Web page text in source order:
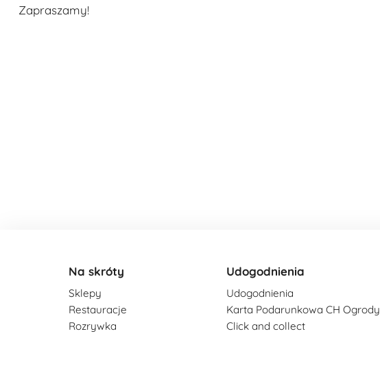
Zapraszamy!
Na skróty
Sklepy
Restauracje
Rozrywka
Udogodnienia
Udogodnienia
Karta Podarunkowa CH Ogrody
Click and collect